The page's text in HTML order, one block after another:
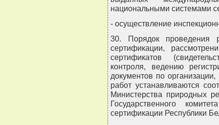
национальными системами
- осуществление
30. Порядок проведения
сертификации,
сертификатов
контроля, ведению
документов по
работ устанавливаются
Министерства природных
Государственного
сертификации Республики